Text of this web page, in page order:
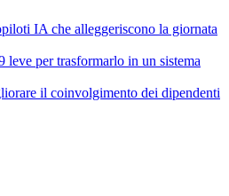
IA che alleggeriscono la giornata
leve per trasformarlo in un sistema
il coinvolgimento dei dipendenti